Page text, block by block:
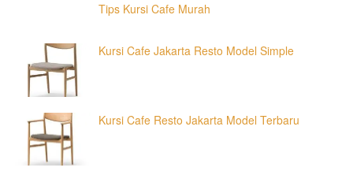
Tips Kursi Cafe Murah
Kursi Cafe Jakarta Resto Model Simple
Kursi Cafe Resto Jakarta Model Terbaru